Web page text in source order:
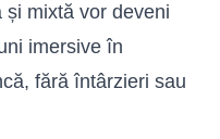
și mixtă vor deveni
imersive în
fără întârzieri sau